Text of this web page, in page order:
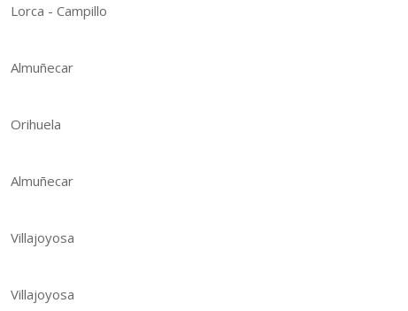
Lorca - Campillo
Almuñecar
Orihuela
Almuñecar
Villajoyosa
Villajoyosa